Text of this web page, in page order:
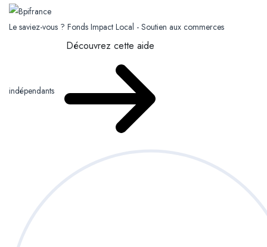
Le saviez-vous ? Fonds Impact Local - Soutien aux commerces
indépendants
Découvrez cette aide